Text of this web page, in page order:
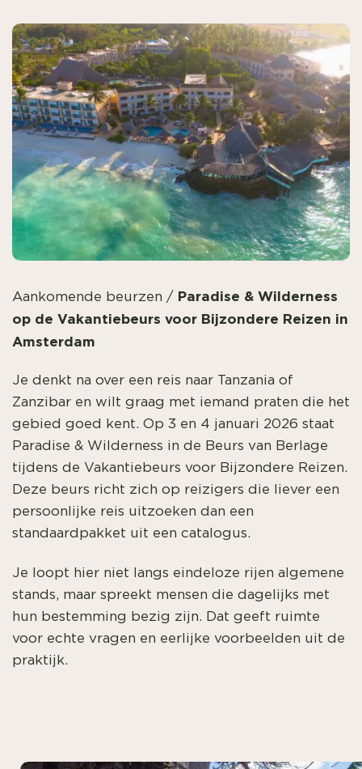
Aankomende beurzen / Paradise & Wilderness
op de Vakantiebeurs voor Bijzondere Reizen in
Amsterdam
Je denkt na over een reis naar Tanzania of
Zanzibar en wilt graag met iemand praten die het
gebied goed kent. Op 3 en 4 januari 2026 staat
Paradise & Wilderness in de Beurs van Berlage
tijdens de Vakantiebeurs voor Bijzondere Reizen.
Deze beurs richt zich op reizigers die liever een
persoonlijke reis uitzoeken dan een
standaardpakket uit een catalogus.
Je loopt hier niet langs eindeloze rijen algemene
stands, maar spreekt mensen die dagelijks met
hun bestemming bezig zijn. Dat geeft ruimte
voor echte vragen en eerlijke voorbeelden uit de
praktijk.